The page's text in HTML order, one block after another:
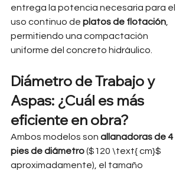
entrega la potencia necesaria para el
uso continuo de platos de flotación
permitiendo una compactación
uniforme del concreto hidráulico.
Diámetro de Trabajo y
Aspas: ¿Cuál es más
eficiente en obra?
Ambos modelos son allanadoras de 4
pies de diámetro ($120 \text{ cm}$
aproximadamente), el tamaño